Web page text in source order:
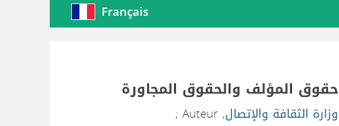
Français
حقوق المؤلف والحقوق المجاورة
وزارة الثقافة والإتصال, Auteur ;